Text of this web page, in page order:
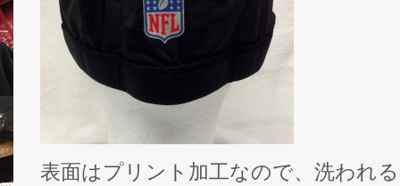
表面はプリント加工なので、洗われ